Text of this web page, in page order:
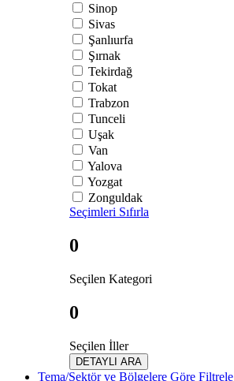
Sinop
Sivas
Şanlıurfa
Şırnak
Tekirdağ
Tokat
Trabzon
Tunceli
Uşak
Van
Yalova
Yozgat
Zonguldak
Seçimleri Sıfırla
0
Seçilen Kategori
0
Seçilen İller
DETAYLI ARA
Tema/Sektör ve Bölgelere Göre Filtrele